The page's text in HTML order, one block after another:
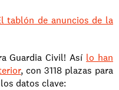
tablón de anuncios de la
Guardia Civil! Así lo han
, con 3118 plazas para
datos clave: